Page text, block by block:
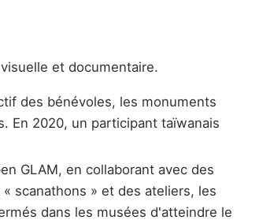
et documentaire.
des bénévoles, les monuments
En 2020, un participant taïwanais
GLAM, en collaborant avec des
scanathons » et des ateliers, les
dans les musées d'atteindre le